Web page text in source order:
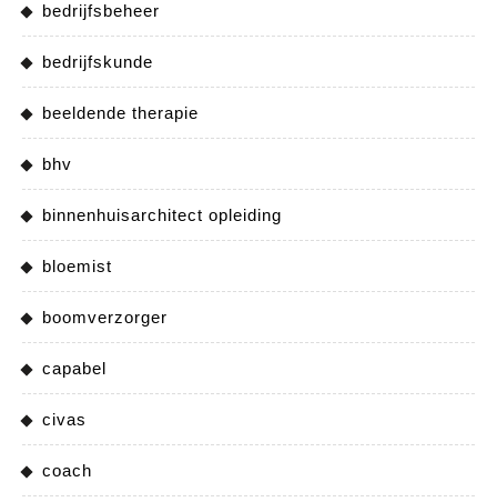
bedrijfsbeheer
bedrijfskunde
beeldende therapie
bhv
binnenhuisarchitect opleiding
bloemist
boomverzorger
capabel
civas
coach